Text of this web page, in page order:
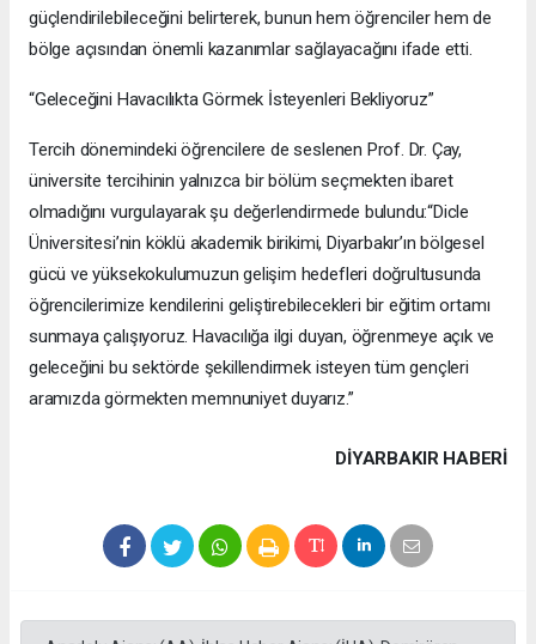
güçlendirilebileceğini belirterek, bunun hem öğrenciler hem de
bölge açısından önemli kazanımlar sağlayacağını ifade etti.
“Geleceğini Havacılıkta Görmek İsteyenleri Bekliyoruz”
Tercih dönemindeki öğrencilere de seslenen Prof. Dr. Çay,
üniversite tercihinin yalnızca bir bölüm seçmekten ibaret
olmadığını vurgulayarak şu değerlendirmede bulundu:“Dicle
Üniversitesi’nin köklü akademik birikimi, Diyarbakır’ın bölgesel
gücü ve yüksekokulumuzun gelişim hedefleri doğrultusunda
öğrencilerimize kendilerini geliştirebilecekleri bir eğitim ortamı
sunmaya çalışıyoruz. Havacılığa ilgi duyan, öğrenmeye açık ve
geleceğini bu sektörde şekillendirmek isteyen tüm gençleri
aramızda görmekten memnuniyet duyarız.”
DIYARBAKIR HABERİ